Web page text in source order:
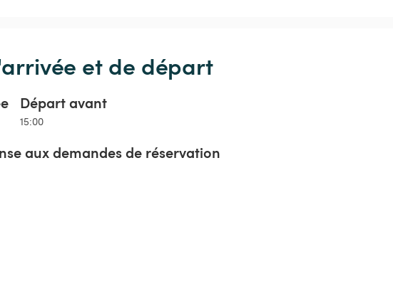
et de départ
Départ avant
15:00
aux demandes de réservation